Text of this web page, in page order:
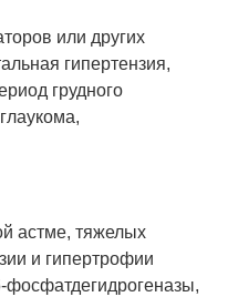
или других
гипертензия,
грудного
астме, тяжелых
и гипертрофии
фосфатдегидрогеназы,